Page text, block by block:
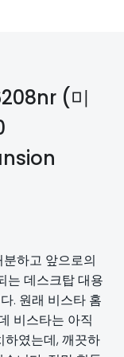
(미
하고 앞으로의
는 데스크탑 대용
. 원래 비스타 홈
비스타는 아직
하였는데, 깨끗하